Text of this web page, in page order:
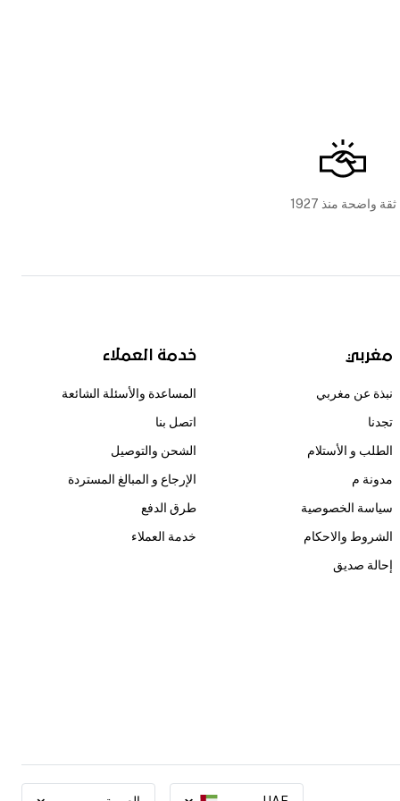
ثقة واضحة منذ 1927
مغربي
نبذة عن مغربي
تجدنا
الطلب و الأستلام
مدونة م
سياسة الخصوصية
الشروط والاحكام
إحالة صديق
خدمة العملاء
المساعدة والأسئلة الشائعة
اتصل بنا
الشحن والتوصيل
الإرجاع و المبالغ المستردة
طرق الدفع
خدمة العملاء